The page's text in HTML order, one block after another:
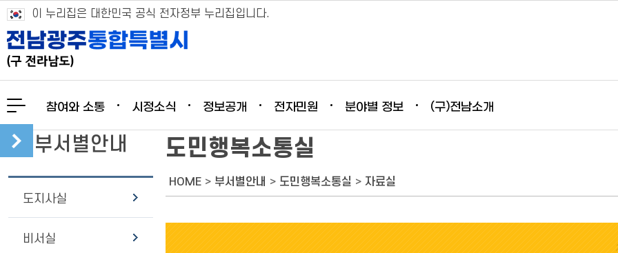
이 누리집은 대한민국 공식 전자정부 누리집입니다.
참여와 소통 시정소식 정보공개 전자민원 분야별 정보 (구)전남소개
부서별안내
도지사실
비서실
도민행복소통실
HOME > 부서별안내 > 도민행복소통실 > 자료실